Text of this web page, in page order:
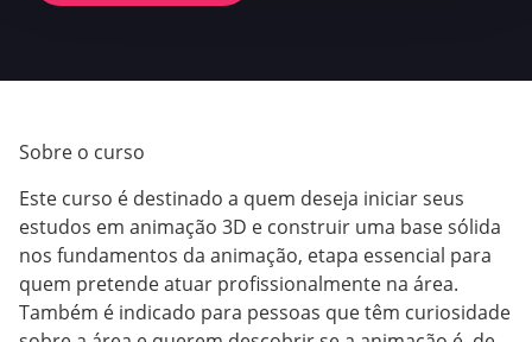
Sobre o curso
Este curso é destinado a quem deseja iniciar seus
estudos em animação 3D e construir uma base sólida
nos fundamentos da animação, etapa essencial para
quem pretende atuar profissionalmente na área.
Também é indicado para pessoas que têm curiosidade